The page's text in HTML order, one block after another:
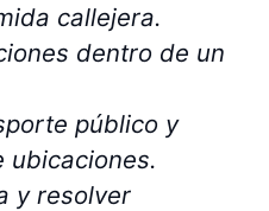
callejera.
dentro de un
público y
ubicaciones.
y resolver